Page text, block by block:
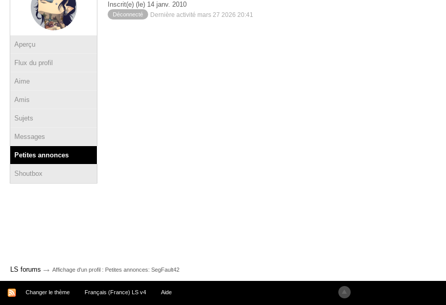
Aperçu
Flux du profil
Aime
Amis
Sujets
Messages
Petites annonces
Shoutbox
Inscrit(e) (le) 14 janv. 2010
Déconnecté Dernière activité mars 27 2026 20:41
LS forums → Affichage d'un profil : Petites annonces: SegFault42
Changer le thème Français (France) LS v4 Aide